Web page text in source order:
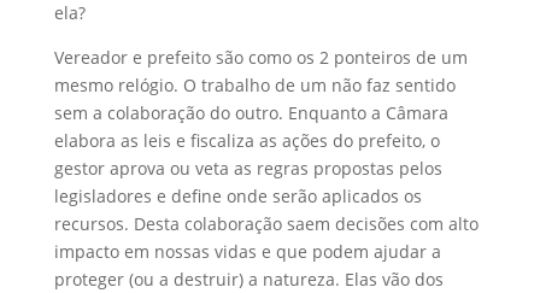
ela?
Vereador e prefeito são como os 2 ponteiros de um
mesmo relógio. O trabalho de um não faz sentido
sem a colaboração do outro. Enquanto a Câmara
elabora as leis e fiscaliza as ações do prefeito, o
gestor aprova ou veta as regras propostas pelos
legisladores e define onde serão aplicados os
recursos. Desta colaboração saem decisões com alto
impacto em nossas vidas e que podem ajudar a
proteger (ou a destruir) a natureza. Elas vão dos